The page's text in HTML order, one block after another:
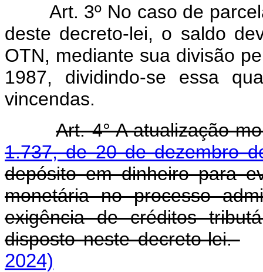
Art. 3º No caso de
deste decreto-lei, o saldo
OTN, mediante sua divisão
1987, dividindo-se essa
vincendas.
Art. 4° A atualização
1.737, de 20 de dezembro
depósito em dinheiro para
monetária no processo
exigência de créditos
disposto neste decreto-lei.
2024)